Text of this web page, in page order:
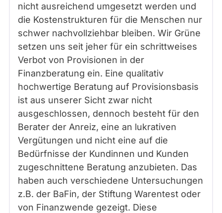
nicht ausreichend umgesetzt werden und
die Kostenstrukturen für die Menschen nur
schwer nachvollziehbar bleiben. Wir Grüne
setzen uns seit jeher für ein schrittweises
Verbot von Provisionen in der
Finanzberatung ein. Eine qualitativ
hochwertige Beratung auf Provisionsbasis
ist aus unserer Sicht zwar nicht
ausgeschlossen, dennoch besteht für den
Berater der Anreiz, eine an lukrativen
Vergütungen und nicht eine auf die
Bedürfnisse der Kundinnen und Kunden
zugeschnittene Beratung anzubieten. Das
haben auch verschiedene Untersuchungen
z.B. der BaFin, der Stiftung Warentest oder
von Finanzwende gezeigt. Diese